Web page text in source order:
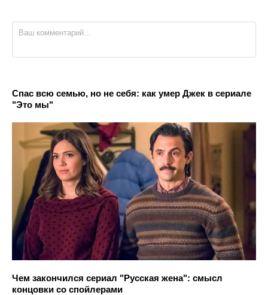
Спас всю семью, но не себя: как умер Джек в сериале
"Это мы"
Чем закончился сериал "Русская жена": смысл
концовки со спойлерами